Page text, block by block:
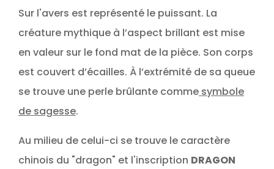
Sur l'avers est représenté le puissant. La
créature mythique à l’aspect brillant est mise
en valeur sur le fond mat de la pièce. Son corps
est couvert d’écailles. À l’extrémité de sa queue
se trouve une perle brûlante comme symbole
de sagesse.
Au milieu de celui-ci se trouve le caractère
chinois du "dragon" et l'inscription DRAGON